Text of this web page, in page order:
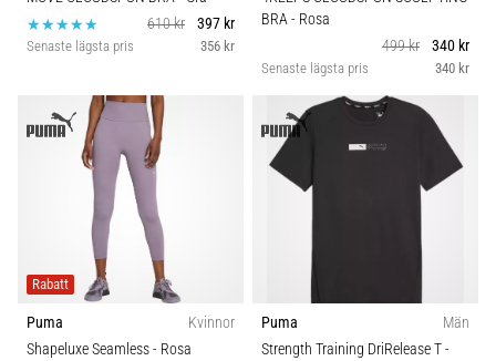
610 kr
397 kr
Senaste lägsta pris 356 kr
BRA- Rosa
499 kr
340 kr
Senaste lägsta pris 340 kr
Rabatt
Puma
Kvinnor
Shapeluxe Seamless- Rosa
Puma
Män
Strength Training DriRelease T-